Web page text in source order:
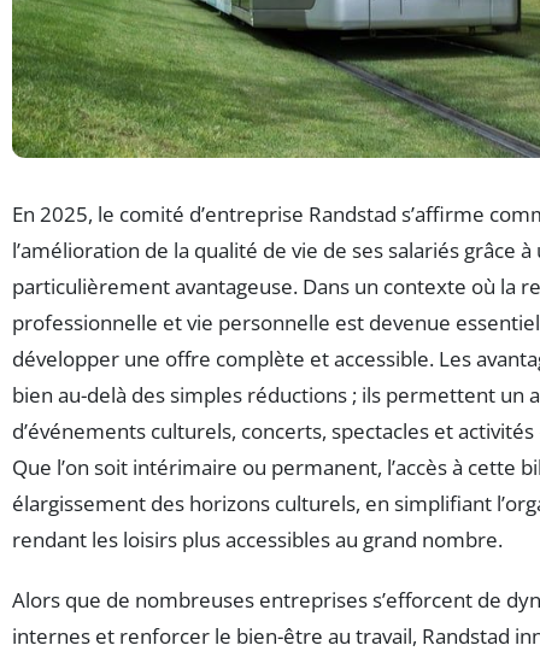
En 2025, le comité d’entreprise Randstad s’affirme
l’amélioration de la qualité de vie de ses salariés grâce
particulièrement avantageuse. Dans un contexte où la
professionnelle et vie personnelle est devenue
développer une offre complète et accessible. Les
bien au-delà des simples réductions ; ils permettent un
d’événements culturels, concerts, spectacles et
Que l’on soit intérimaire ou permanent, l’accès à cette
élargissement des horizons culturels, en simplifiant
rendant les loisirs plus accessibles au grand nombre.
Alors que de nombreuses entreprises s’efforcent de
internes et renforcer le bien-être au travail, Randstad